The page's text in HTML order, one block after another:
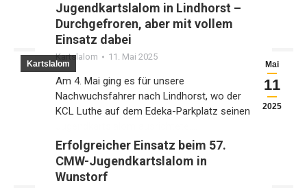
Mai
11
2025
Kartslalom
Jugendkartslalom in Lindhorst –
Durchgefroren, aber mit vollem
Einsatz dabei
Kartslalom 11. Mai 2025
Am 4. Mai ging es für unsere
Nachwuchsfahrer nach Lindhorst, wo der
KCL Luthe auf dem Edeka-Parkplatz seinen
Erfolgreicher Einsatz beim 57.
CMW-Jugendkartslalom in
Wunstorf